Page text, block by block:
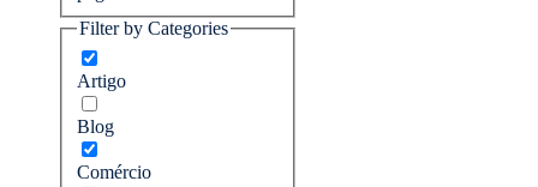
Filter by Categories
Artigo
Blog
Comércio